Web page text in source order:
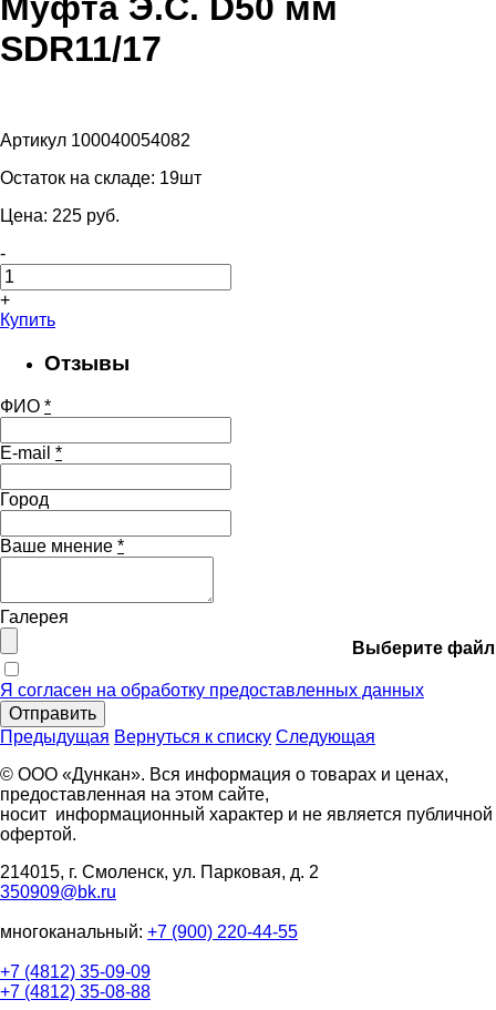
SDR11/17
Артикул 100040054082
Остаток на складе: 19шт
Цена: 225 pуб.
-
+
Купить
Отзывы
ФИО *
E-mail *
Город
Ваше мнение *
Галерея
Выберите файл
Я согласен на обработку предоставленных данных
Отправить
Предыдущая Вернуться к списку Следующая
© ООО «Дункан». Вся информация о товарах и ценах,
предоставленная на этом сайте,
носит информационный характер и не является публичной
офертой.
214015, г. Смоленск, ул. Парковая, д. 2
350909@bk.ru
многоканальный: +7 (900) 220-44-55
+7 (4812) 35-09-09
+7 (4812) 35-08-88